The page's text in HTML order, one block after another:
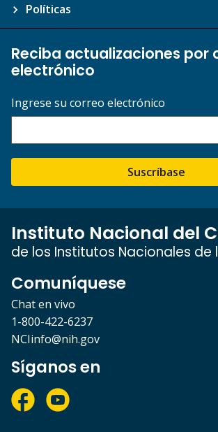
Políticas
Reciba actualizaciones por
electrónico
Ingrese su correo electrónico
Suscríbase
Instituto Nacional del
de los Institutos Nacionales de
Comuníquese
Chat en vivo
1-800-422-6237
NCIinfo@nih.gov
Síganos en